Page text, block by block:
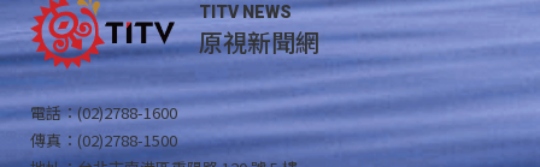
TITV NEWS
原視新聞網
電話：(02)2788-1600
傳真：(02)2788-1500